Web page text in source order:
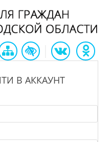
В АККАУНТ